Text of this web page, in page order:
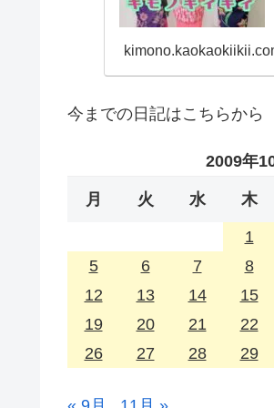
今までの日記はこちらから
2009年
月 火 水 木
1
5
6 7 8
12
13 14 15
19
20 21 22
26
27 28 29